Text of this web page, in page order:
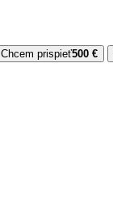
Chcem prispieť500 €